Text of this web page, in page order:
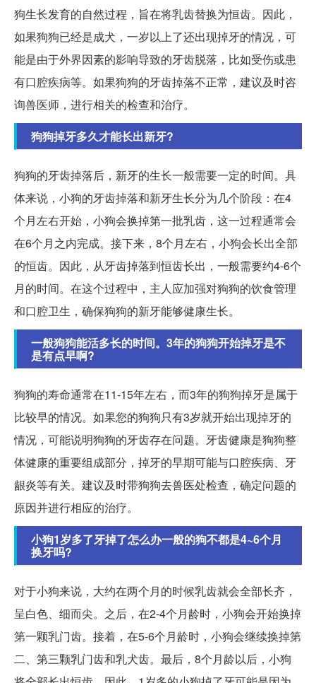
狗生长发育的自然过程，旨在将乳齿替换为恒齿。因此，
如果狗狗已经是成犬，一岁以上了还出现掉牙的情况，可
能是由于外界因素的影响导致的牙齿脱落，比如受伤或患
有口腔疾病等。如果狗狗的牙齿掉落不正常，建议及时咨
询兽医师，进行相关的检查和治疗。
狗狗掉牙多久才能长出新牙?
狗狗的牙齿掉落后，新牙的生长一般需要一定的时间。具
体来说，小狗的牙齿掉落和新牙生长分为几个阶段：在4
个月左右开始，小狗会换掉第一批乳齿，这一过程通常会
在6个月之内完成。接下来，8个月左右，小狗会长出全部
的恒齿。因此，从牙齿掉落到恒齿长出，一般需要约4-6个
月的时间。在这个过程中，主人应加强对狗狗的饮食管理
和口腔卫生，确保狗狗的新牙能够健康生长。
一般狗狗能活多长的时间。3年的狗狗开始掉牙是不
是有点早啊?
狗狗的寿命通常在11-15年左右，而3年的狗狗掉牙是属于
比较早的情况。如果您的狗狗只有3岁就开始出现掉牙的
情况，可能说明狗狗的牙齿存在问题。牙齿健康是狗狗整
体健康的重要组成部分，掉牙的早期可能与口腔疾病、牙
龈炎等有关。建议及时带狗狗去兽医处检查，确定问题的
原因并进行相应的治疗。
小狗1岁多了牙掉了怎么办一般的狗不都是4~6个月
换牙吗?
对于小狗来说，大约在两个月的时候乳齿就会全部长齐，
呈白色、细而尖。之后，在2-4个月龄时，小狗会开始换掉
第一颗乳门齿。接着，在5-6个月龄时，小狗会继续换掉第
二、第三颗乳门齿和乳犬齿。最后，8个月龄以后，小狗